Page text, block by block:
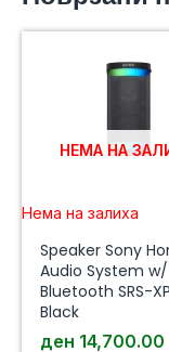
НЕМА НА
Нема на залиха
Speaker Sony
Audio System w/
Bluetooth SRS-
Black
ден 14,700.00